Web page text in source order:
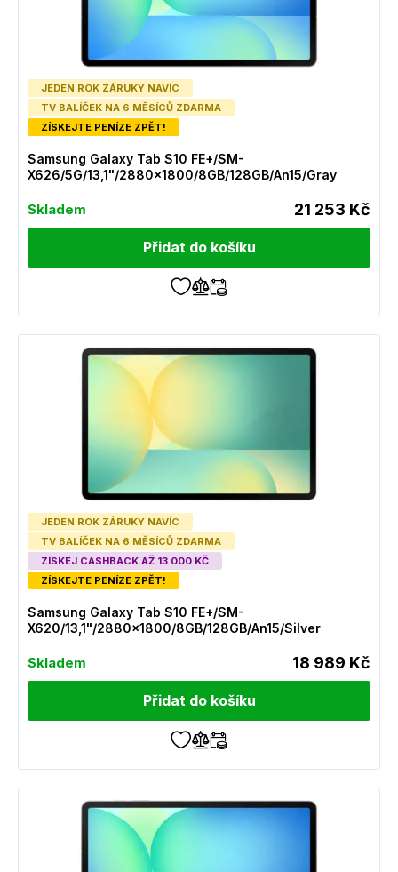
JEDEN ROK ZÁRUKY NAVÍC
TV BALÍČEK NA 6 MĚSÍCŮ ZDARMA
ZÍSKEJTE PENÍZE ZPĚT!
Samsung Galaxy Tab S10 FE+/SM-
X626/5G/13,1"/2880x1800/8GB/128GB/An15/Gray
Skladem 21 253 Kč
Přidat do košíku
JEDEN ROK ZÁRUKY NAVÍC
TV BALÍČEK NA 6 MĚSÍCŮ ZDARMA
ZÍSKEJ CASHBACK AŽ 13 000 KČ
ZÍSKEJTE PENÍZE ZPĚT!
Samsung Galaxy Tab S10 FE+/SM-
X620/13,1"/2880x1800/8GB/128GB/An15/Silver
Skladem 18 989 Kč
Přidat do košíku